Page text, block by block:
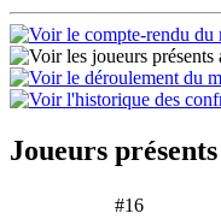
Joueurs
#16